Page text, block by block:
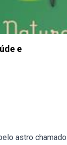
e
astro